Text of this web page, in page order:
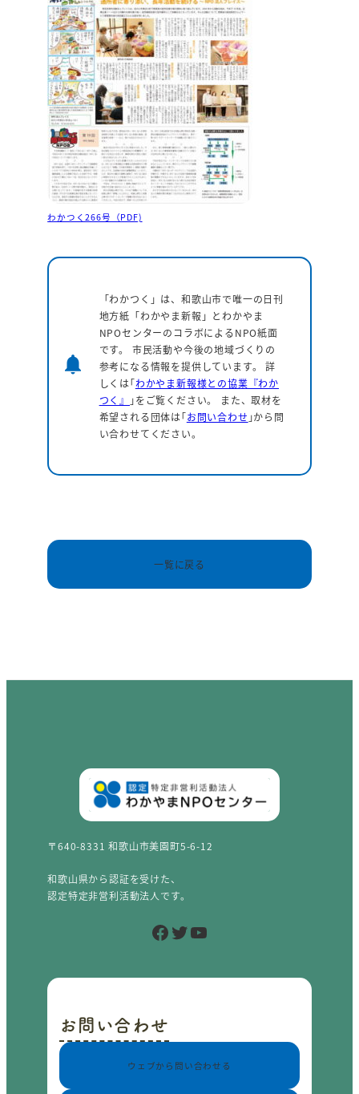
わかつく266号（PDF)
notifications
「わかつく」は、和歌山市で唯一の日刊
地方紙「わかやま新報」とわかやま
NPOセンターのコラボによるNPO紙面
です。 市民活動や今後の地域づくりの
参考になる情報を提供しています。詳
しくは｢わかやま新報様との協業『わか
つく』
｣をご覧ください。 また、取材を
希望される団体は｢お問い合わせ ｣から問
い合わせてください。
一覧に戻る
〒640-8331 和歌山市美園町5-6-12
和歌山県から認証を受けた、
認定特定非営利活動法人です。
Facebook Twitter YouTube
お問い合わせ
ウェブから問い合わせる